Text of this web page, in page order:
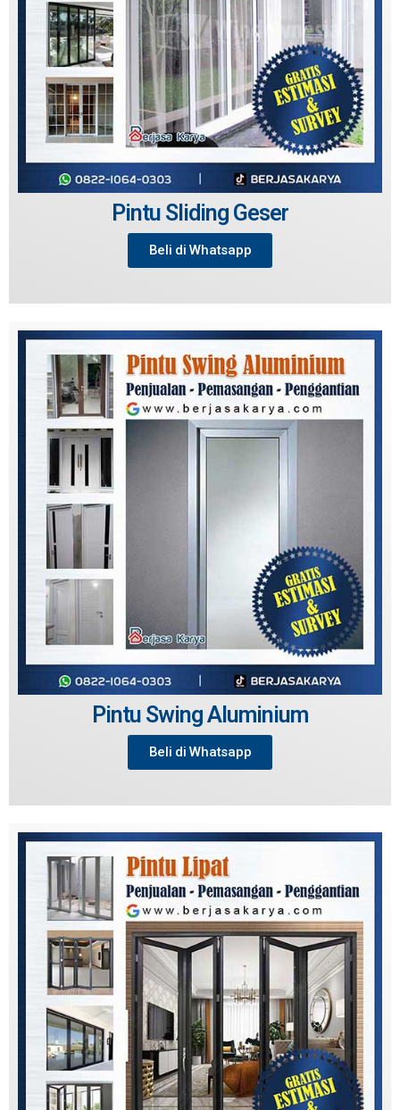
Pintu Sliding Geser
Beli di Whatsapp
Pintu Swing Aluminium
Beli di Whatsapp